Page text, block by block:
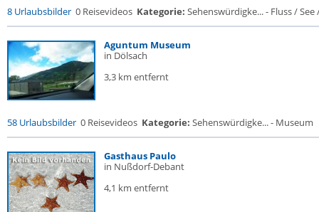
8 Urlaubsbilder 0 Reisevideos Kategorie: Sehenswürdigke... - Fluss / See
Aguntum Museum
in Dölsach
3,3 km entfernt
58 Urlaubsbilder 0 Reisevideos Kategorie: Sehenswürdigke... - Museum
Gasthaus Paulo
in Nußdorf-Debant
4,1 km entfernt